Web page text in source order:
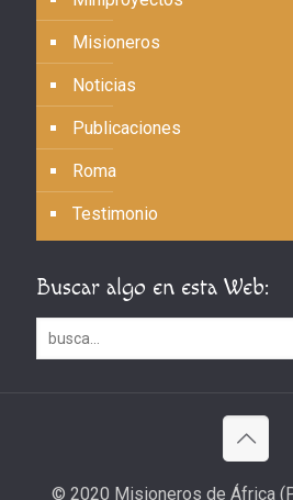
Misioneros
Noticias
Publicaciones
Roma
Testimonio
Buscar algo en esta Web:
© 2020 Misioneros de África